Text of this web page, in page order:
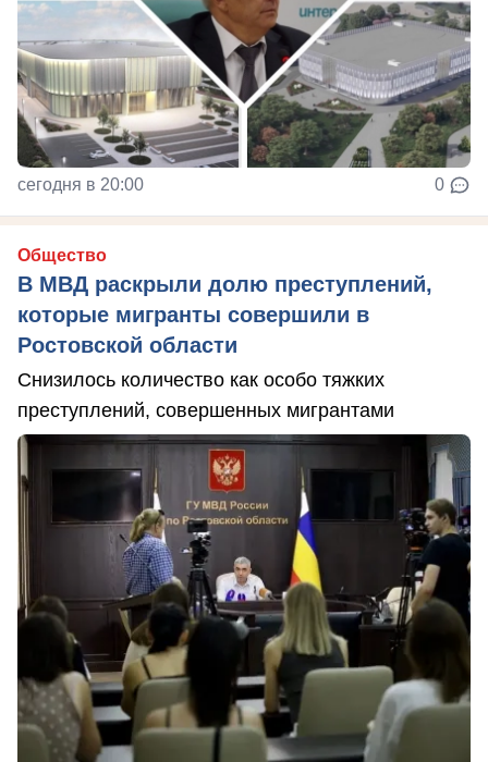
сегодня в 20:00 0
Общество
В МВД раскрыли долю преступлений,
которые мигранты совершили в
Ростовской области
Снизилось количество как особо тяжких
преступлений, совершенных мигрантами